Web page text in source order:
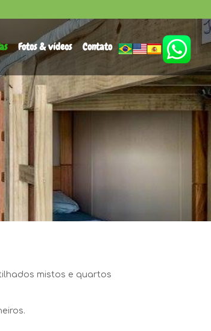
Fotos & vídeos Contato
mistos e quartos